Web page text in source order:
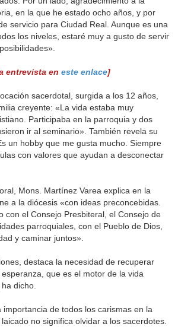
en la que he estado ocho años, y por
servicio para Ciudad Real. Aunque es una
los niveles, estaré muy a gusto de servir
entrevista en este enlace]
sacerdotal, surgida a los 12 años,
creyente: «La vida estaba muy
Participaba en la parroquia y dos
ir al seminario». También revela su
un hobby que me gusta mucho. Siempre
con valores que ayudan a desconectar
Mons. Martínez Varea explica en la
a la diócesis «con ideas preconcebidas.
con el Consejo Presbiteral, el Consejo de
parroquiales, con el Pueblo de Dios,
y caminar juntos».
destaca la necesidad de recuperar
que es el motor de la vida
dicho.
importancia de todos los carismas en la
no significa olvidar a los sacerdotes.